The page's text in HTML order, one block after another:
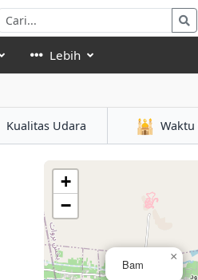
Lebih
Kualitas Udara 🕌 Waktu
Bam
×
+
−